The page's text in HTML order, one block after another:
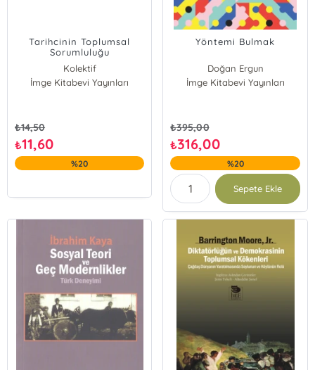
Tarihcinin Toplumsal
Sorumluluğu
Kolektif
İmge Kitabevi Yayınları
₺14,50
₺11,60
%20
Yöntemi Bulmak
Doğan Ergun
İmge Kitabevi Yayınları
₺395,00
₺316,00
%20
Sepete Ekle